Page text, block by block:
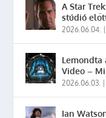
A Star
stúdió
2026.06.04.
Lemondta
Video –
2026.06.03. |
Ian